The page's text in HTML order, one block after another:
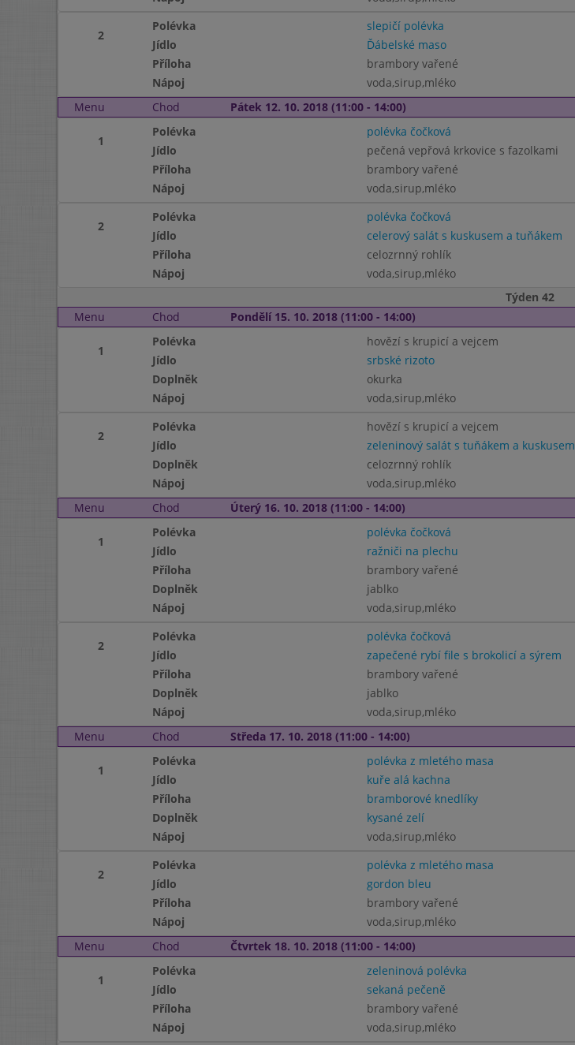
2
Polévka slepičí polévka
Jídlo
Ďábelské maso
Příloha
brambory vařené
Nápoj
voda,sirup,mléko
Menu
Chod Pátek 12. 10. 2018 (11:00 - 14:00)
1
Polévka polévka čočková
Jídlo
pečená vepřová krkovice s fazolkami
Příloha
brambory vařené
Nápoj
voda,sirup,mléko
2
Polévka polévka čočková
Jídlo
celerový salát s kuskusem a tuňákem
Příloha
celozrnný rohlík
Nápoj
voda,sirup,mléko
Týden 42
Menu
Chod Pondělí 15. 10. 2018 (11:00 - 14:00)
1
Polévka hovězí s krupicí a vejcem
Jídlo
srbské rizoto
Doplněk
okurka
Nápoj
voda,sirup,mléko
2
Polévka hovězí s krupicí a vejcem
Jídlo
zeleninový salát s tuňákem a kuskusem
Doplněk
celozrnný rohlík
Nápoj
voda,sirup,mléko
Menu
Chod Úterý 16. 10. 2018 (11:00 - 14:00)
1
Polévka polévka čočková
Jídlo
ražniči na plechu
Příloha
brambory vařené
Doplněk
jablko
Nápoj
voda,sirup,mléko
2
Polévka polévka čočková
Jídlo
zapečené rybí file s brokolicí a sýrem
Příloha
brambory vařené
Doplněk
jablko
Nápoj
voda,sirup,mléko
Menu
Chod Středa 17. 10. 2018 (11:00 - 14:00)
1
Polévka polévka z mletého masa
Jídlo
kuře alá kachna
Příloha
bramborové knedlíky
Doplněk
kysané zelí
Nápoj
voda,sirup,mléko
2
Polévka polévka z mletého masa
Jídlo
gordon bleu
Příloha
brambory vařené
Nápoj
voda,sirup,mléko
Menu
Chod Čtvrtek 18. 10. 2018 (11:00 - 14:00)
1
Polévka zeleninová polévka
Jídlo
sekaná pečeně
Příloha
brambory vařené
Nápoj
voda,sirup,mléko